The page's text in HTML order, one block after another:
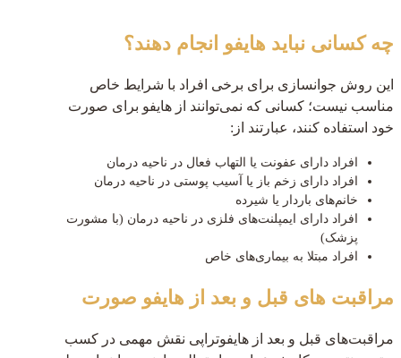
چه کسانی نباید هایفو انجام دهند؟
این روش جوانسازی برای برخی افراد با شرایط خاص
مناسب نیست؛ کسانی که نمی‌توانند از هایفو برای صورت
خود استفاده کنند، عبارتند از:
افراد دارای عفونت یا التهاب فعال در ناحیه درمان
افراد دارای زخم باز یا آسیب پوستی در ناحیه درمان
خانم‌های باردار یا شیرده
افراد دارای ایمپلنت‌های فلزی در ناحیه درمان (با مشورت
پزشک)
افراد مبتلا به بیماری‌های خاص
مراقبت های قبل و بعد از هایفو صورت
مراقبت‌های قبل و بعد از هایفوتراپی نقش مهمی در کسب